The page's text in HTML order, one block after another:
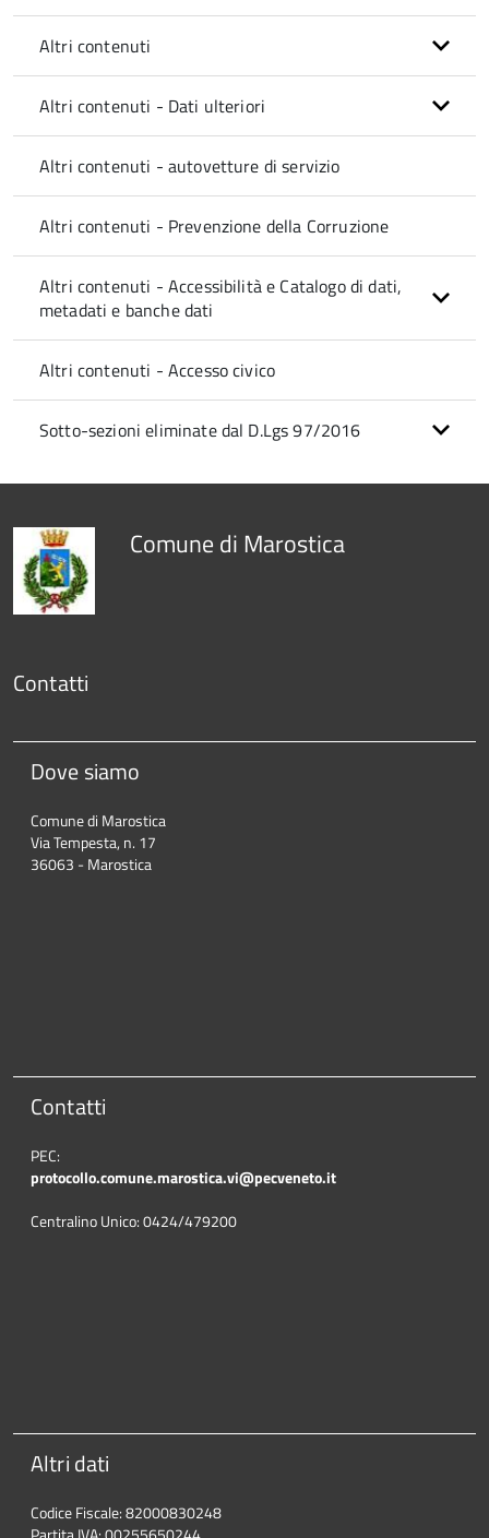
Altri contenuti
Altri contenuti - Dati ulteriori
Altri contenuti - autovetture di servizio
Altri contenuti - Prevenzione della Corruzione
Altri contenuti - Accessibilità e Catalogo di dati,
metadati e banche dati
Altri contenuti - Accesso civico
Sotto-sezioni eliminate dal D.Lgs 97/2016
Comune di Marostica
Contatti
Dove siamo
Comune di Marostica
Via Tempesta, n. 17
36063 - Marostica
Contatti
PEC:
protocollo.comune.marostica.vi@pecveneto.it
Centralino Unico: 0424/479200
Altri dati
Codice Fiscale: 82000830248